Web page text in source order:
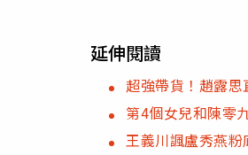
延伸閱讀
超強帶貨！趙露
第4個女兒和陳零
王義川諷盧秀燕